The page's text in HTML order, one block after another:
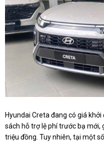
Hyundai Creta đang có giá
sách hỗ trợ lệ phí trước bạ mới,
triệu đồng. Tuy nhiên, tại một